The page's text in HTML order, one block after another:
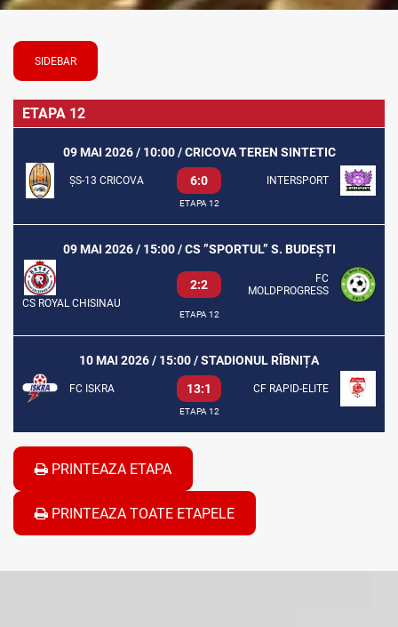
SIDEBAR
ETAPA 12
09 MAI 2026 / 10:00 / CRICOVA TEREN SINTETIC
ȘS-13 CRICOVA 6:0 INTERSPORT
ETAPA 12
09 MAI 2026 / 15:00 / CS ”SPORTUL” S. BUDEȘTI
CS ROYAL CHISINAU
2:2
FC
MOLDPROGRESS
ETAPA 12
10 MAI 2026 / 15:00 / STADIONUL RÎBNIȚA
FC ISKRA 13:1 CF RAPID-ELITE
ETAPA 12
PRINTEAZA ETAPA
PRINTEAZA TOATE ETAPELE